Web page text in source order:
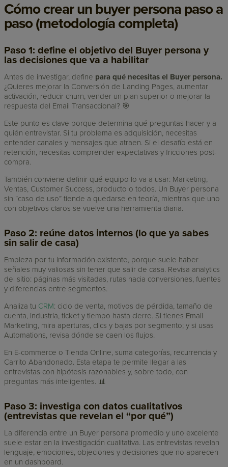
Cómo crear un buyer persona paso a
paso (metodología completa)
Paso 1: define el objetivo del Buyer persona y
las decisiones que va a habilitar
Antes de investigar, define para qué necesitas el Buyer persona.
¿Quieres mejorar la Conversión de Landing Pages, aumentar
activación, reducir churn, vender un plan superior o mejorar la
respuesta del Email Transaccional? 🎯
Este punto es clave porque determina qué preguntas hacer y a
quién entrevistar. Si tu problema es adquisición, necesitas
entender canales y mensajes que atraen. Si el desafío está en
retención, necesitas comprender expectativas y fricciones post-
compra.
También conviene definir qué equipo lo va a usar: Marketing,
Ventas, Customer Success, producto o todos. Un Buyer persona
sin “caso de uso” tiende a quedarse en teoría, mientras que uno
con objetivos claros se vuelve una herramienta diaria.
Paso 2: reúne datos internos (lo que ya sabes
sin salir de casa)
Empieza por tu información existente, porque suele haber
señales muy valiosas sin tener que salir de casa. Revisa analytics
del sitio: páginas más visitadas, rutas hacia conversiones, fuentes
y diferencias entre segmentos.
Analiza tu CRM: ciclo de venta, motivos de pérdida, tamaño de
cuenta, industria, ticket y tiempo hasta cierre. Si tienes Email
Marketing, mira aperturas, clics y bajas por segmento; y si usas
Automations, revisa dónde se caen los flujos.
En E-commerce o Tienda Online, suma categorías, recurrencia y
Carrito Abandonado. Esta etapa te permite llegar a las
entrevistas con hipótesis razonables y, sobre todo, con
preguntas más inteligentes. 📊
Paso 3: investiga con datos cualitativos
(entrevistas que revelan el “por qué”)
La diferencia entre un Buyer persona promedio y uno excelente
suele estar en la investigación cualitativa. Las entrevistas revelan
lenguaje, emociones, objeciones y decisiones que no aparecen
en un dashboard.